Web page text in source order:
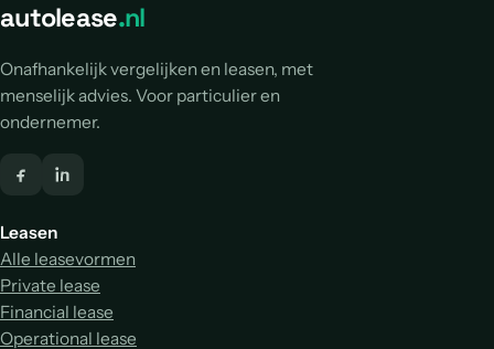
autolease.nl
Onafhankelijk vergelijken en leasen, met
menselijk advies. Voor particulier en
ondernemer.
Leasen
Alle leasevormen
Private lease
Financial lease
Operational lease